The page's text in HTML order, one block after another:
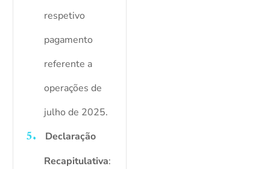
respetivo
pagamento
referente a
operações de
julho de 2025.
Declaração
Recapitulativa: